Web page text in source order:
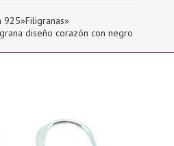
925»Filigranas»
diseño corazón con negro